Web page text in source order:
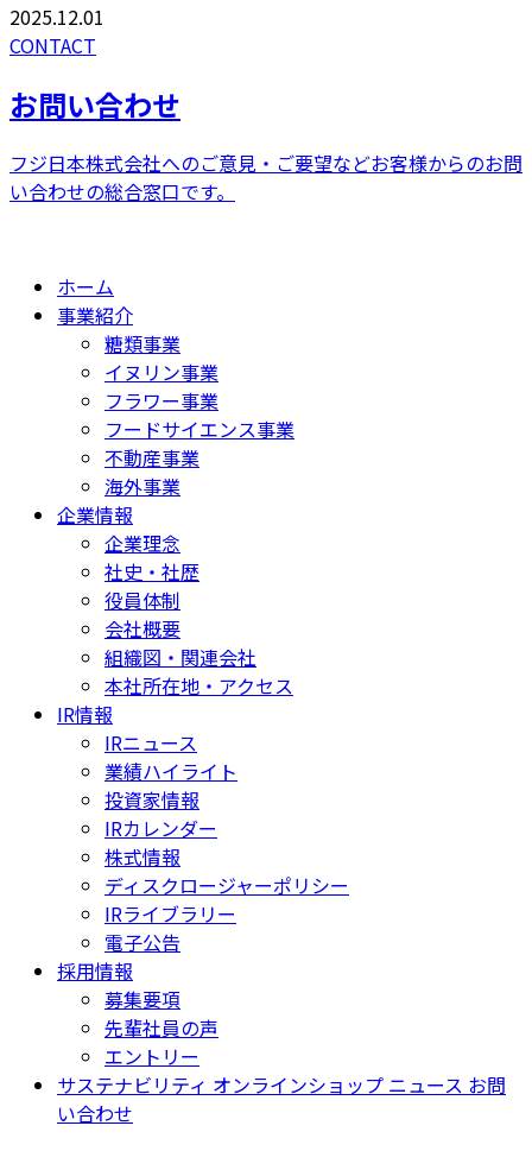
2025.12.01
CONTACT
お問い合わせ
フジ日本株式会社へのご意見・ご要望などお客様からのお問
い合わせの総合窓口です。
ホーム
事業紹介
糖類事業
イヌリン事業
フラワー事業
フードサイエンス事業
不動産事業
海外事業
企業情報
企業理念
社史・社歴
役員体制
会社概要
組織図・関連会社
本社所在地・アクセス
IR情報
IRニュース
業績ハイライト
投資家情報
IRカレンダー
株式情報
ディスクロージャーポリシー
IRライブラリー
電子公告
採用情報
募集要項
先輩社員の声
エントリー
サステナビリティ オンラインショップ ニュース お問
い合わせ